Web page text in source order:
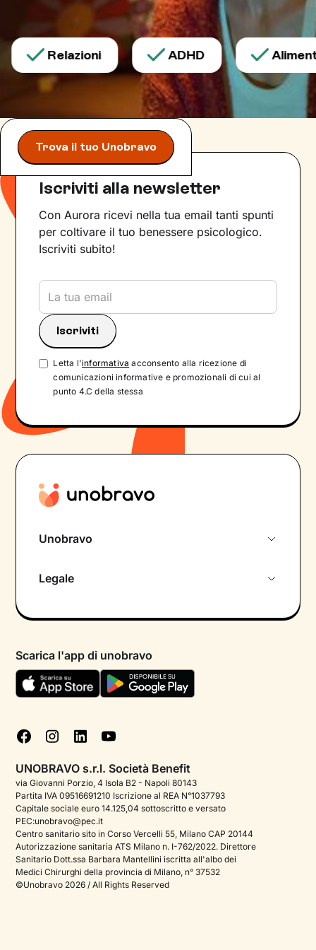
Relazioni ADHD
Trova il tuo Unobravo
Iscriviti alla newsletter
Con Aurora ricevi nella tua email tanti spunti
per coltivare il tuo benessere psicologico.
Iscriviti subito!
Letta l'informativa acconsento alla ricezione di
comunicazioni informative e promozionali di cui al
punto 4.C della stessa
Unobravo
Psicologo in chat
Aiuto urgente
FAQ
Podcast di psicologia
Corporate
Psicologo italiano all'estero
Sala stampa
Bandi e premi
Legale
Termini e condizioni
Informativa Privacy
Cookie policy
Gestisci cookie
Scarica l'app di unobravo
UNOBRAVO s.r.l. Società Benefit
via Giovanni Porzio, 4 Isola B2 - Napoli 80143
Partita IVA 09516691210 Iscrizione al REA N°1037793
Capitale sociale euro 14.125,04 sottoscritto e versato
PEC:unobravo@pec.it
Centro sanitario sito in Corso Vercelli 55, Milano CAP 20144
Autorizzazione sanitaria ATS Milano n. I-762/2022. Direttore
Sanitario Dott.ssa Barbara Mantellini iscritta all'albo dei
Medici Chirurghi della provincia di Milano, n° 37532
©Unobravo 2026 / All Rights Reserved